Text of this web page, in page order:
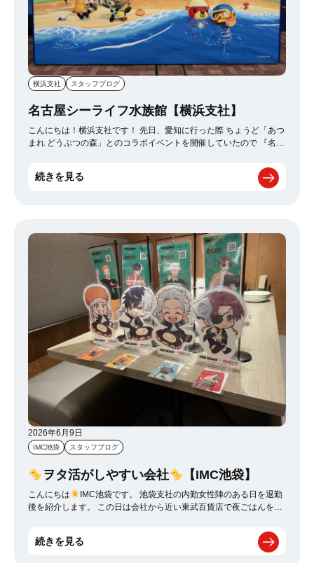
た！日本のディズニーとはまた違った雰囲気で、ヨーロッパらしい
街並みやアトラクションを満喫。夢の国ならではの特別な空間に大
人でも思い切り楽しむことができ、旅行の中でも特に印象に残る一
日となりました。 そして今回の旅行で特に印象的だったのが、世界
遺産のモンサンミッシェルです。海に浮かんでいるように見える神
秘的な姿は写真で見る以上に美しく、フランスを代表する絶景を実
際に見ることができて感動しました。 歴史ある建築、美しい芸術、
美味しい料理、そしてディズニーまで楽しめた今回のフランス旅
行。夫婦にとって忘れられない最高の新婚旅行となりました。また
いつか二人で訪れたいと思います！
横浜支社 スタッフブログ
名古屋シーライフ水族館【横浜支社】
こんにちは！横浜支社です！ 先日、愛知に行った際 ちょうど「あつ
まれ どうぶつの森」とのコラボイベントを開催していたので 『名古
ターたちのパネルや装飾も沢山あってどうぶつの森の世界観いっぱ
いで、ゲームの中に入り込んだような気分に！ヾ(*´꒳​`*ヽ))テンショ
あって、どう森好きにはたまらない空間
ただ見るだけじゃな
く“楽しみながら学べる”イベントでした！！ ジョニーはここでも打
ち上げられてました(笑) 癒されながらどうぶつの森の世界をリアル
に体験できました！ またどこか旅行に行きたいな～(,,>᎑<,,)
続きを見る
2026年6月9日
IMC池袋 スタッフブログ
ヲタ活がしやすい会社 【IMC池袋】
こんにちは
IMC池袋です。 池袋支社の内勤女性陣のある日を退勤
後を紹介します。 この日は会社から近い東武百貨店で夜ごはんを食
んのぼてぢゅうがコラボしているんです！ ～サイトはこちら～
続きを見る